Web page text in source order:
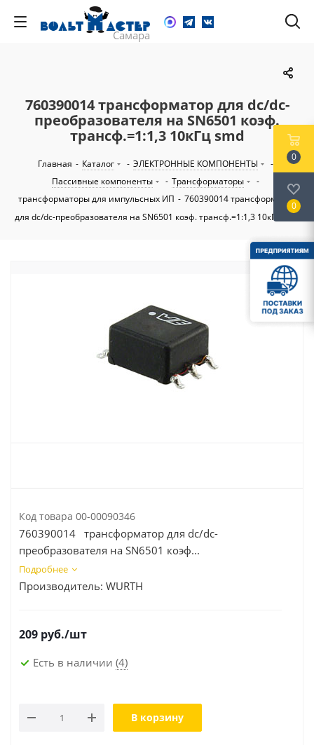
760390014 трансформатор для dc/dc-
преобразователя на SN6501 коэф.
трансф.=1:1,3 10кГц smd
Главная - Каталог - ЭЛЕКТРОННЫЕ КОМПОНЕНТЫ
-
Пассивные компоненты
- Трансформаторы
-
трансформаторы для импульсных ИП - 760390014 трансформатор
для dc/dc-преобразователя на SN6501 коэф. трансф.=1:1,3 10кГц smd
Код товара 00-00090346
760390014 трансформатор для dc/dc-
преобразователя на SN6501 коэф...
Подробнее
Производитель: WURTH
209 руб./шт
Есть в наличии (4)
В корзину
0
0